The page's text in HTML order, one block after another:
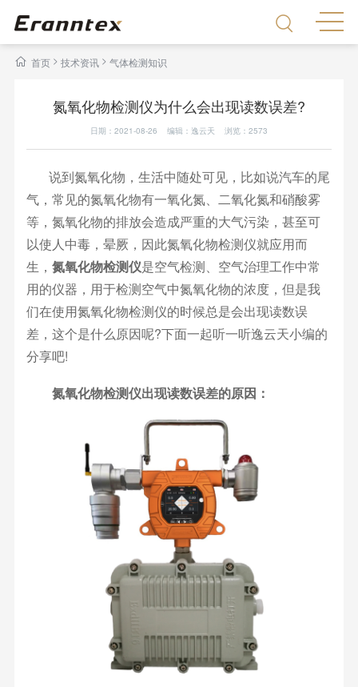
首页> 技术资讯 > 气体检测知识
氮氧化物检测仪为什么会出现读数误差?
日期：2021-08-26 编辑：逸云天 浏览： 2573
说到氮氧化物，生活中随处可见，比如说汽车的尾
气，常见的氮氧化物有一氧化氮、二氧化氮和硝酸雾
等，氮氧化物的排放会造成严重的大气污染，甚至可
以使人中毒，晕厥，因此氮氧化物检测仪就应用而
生， 氮氧化物检测仪是空气检测、空气治理工作中常
用的仪器，用于检测空气中氮氧化物的浓度，但是我
们在使用氮氧化物检测仪的时候总是会出现读数误
差，这个是什么原因呢?下面一起听一听逸云天小编的
分享吧!
氮氧化物检测仪出现读数误差的原因：